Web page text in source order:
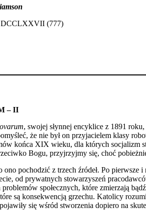
DCCLXXVII (777)
– II
, swojej słynnej encyklice z 1891
że nie był on przyjacielem klasy
końca XIX wieku, dla których socjalizm
Bogu, przyjrzyjmy się, choć
ono pochodzić z trzech źródeł. Po
od prywatnych stowarzyszeń
społecznych, które zmierzają
są konsekwencją grzechu. Katolicy
się wśród stworzenia dopiero na